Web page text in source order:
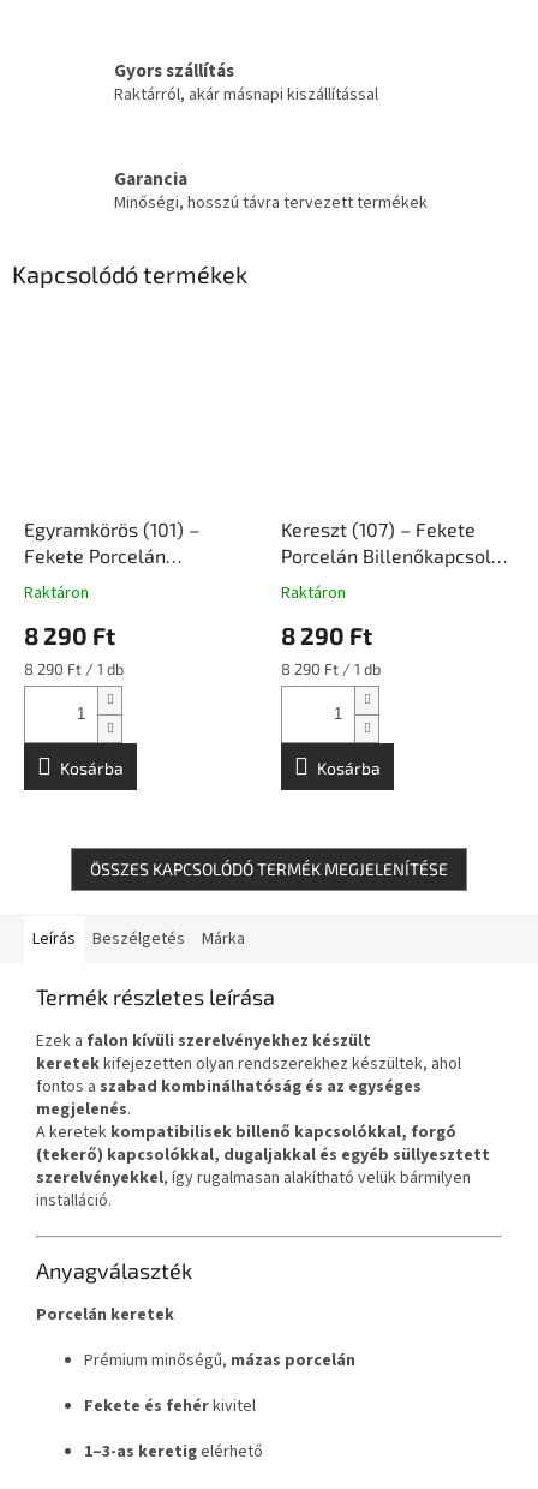
Gyors szállítás
Raktárról, akár másnapi kiszállítással
Garancia
Minőségi, hosszú távra tervezett termékek
Kapcsolódó termékek
Egyramkörös (101) –
Fekete Porcelán
Billenőkapcsoló Falon
Ceramicon
Raktáron
8 290 Ft
Egységár:
8 290 Ft / 1 db
Kosárba
Kereszt (107) – Fekete
Porcelán Billenőkapcsoló
Falon Kívüli Szerelvény |
Raktáron
8 290 Ft
Egységár:
8 290 Ft / 1 db
Kosárba
ÖSSZES KAPCSOLÓDÓ TERMÉK MEGJELENÍTÉSE
Leírás Beszélgetés Márka
Termék részletes leírása
Ezek a falon kívüli szerelvényekhez készült
keretekkifejezetten olyan rendszerekhez készültek, ahol
fontos a szabad kombinálhatóság és az egységes
megjelenés.
A keretek kompatibilisek billenő kapcsolókkal, forgó
(tekerő) kapcsolókkal, dugaljakkal és egyéb süllyesztett
szerelvényekkel, így rugalmasan alakítható velük bármilyen
installáció.
Anyagválaszték
Porcelán keretek
Prémium minőségű, mázas porcelán
Fekete és fehérkivitel
1–3-as keretigelérhető